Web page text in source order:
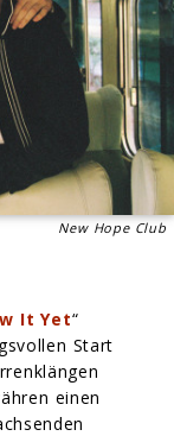
New Hope Club
It Yet“
Start
einen